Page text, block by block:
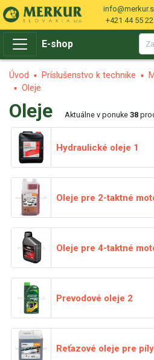
+421 44 55
E-shop
Úvod Príslušenstvo k technike
Oleje
Oleje Aktuálne v ponuke 38
Hydraulické oleje 1
Oleje pre 2-taktné
Oleje pre 4-taktné
Prevodové oleje 2
Reťazové oleje pre píly